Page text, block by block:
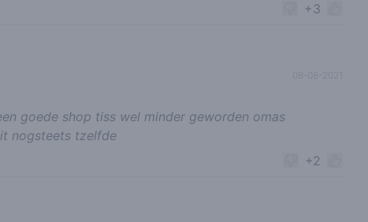
+3
goede shop tiss wel minder geworden omas
nogsteets tzelfde
+2